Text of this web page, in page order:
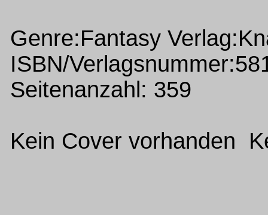
Genre:Fantasy
ISBN/
Seitenanzahl: 359
Kein Cover vorhanden